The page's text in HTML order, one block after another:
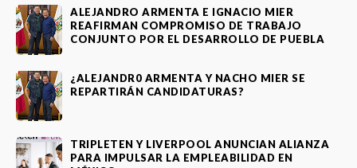
ALEJANDRO ARMENTA E IGNACIO MIER
REAFIRMAN COMPROMISO DE TRABAJO
CONJUNTO POR EL DESARROLLO DE PUEBLA
¿ALEJANDR0 ARMENTA Y NACHO MIER SE
REPARTIRÁN CANDIDATURAS?
TRIPLETEN Y LIVERPOOL ANUNCIAN ALIANZA
PARA IMPULSAR LA EMPLEABILIDAD EN